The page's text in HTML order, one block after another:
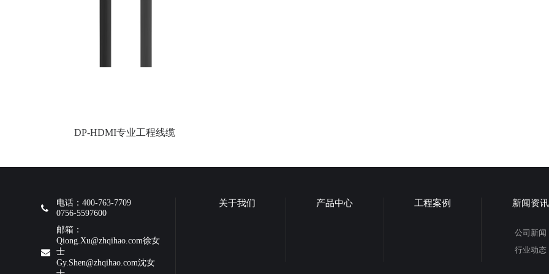
DP-HDMI专业工程线缆
电话：400-763-7709
0756-5597600
邮箱：
Qiong.Xu@zhqihao.com徐女
士
Gy.Shen@zhqihao.com沈女
关于我们 产品中心 工程案例 新闻资讯
公司新闻
行业动态